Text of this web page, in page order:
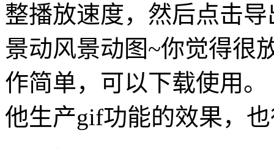
整播放速度，然后点击
景动风景动图~你觉得很
作简单，可以下载使用
他生产gif功能的效果，